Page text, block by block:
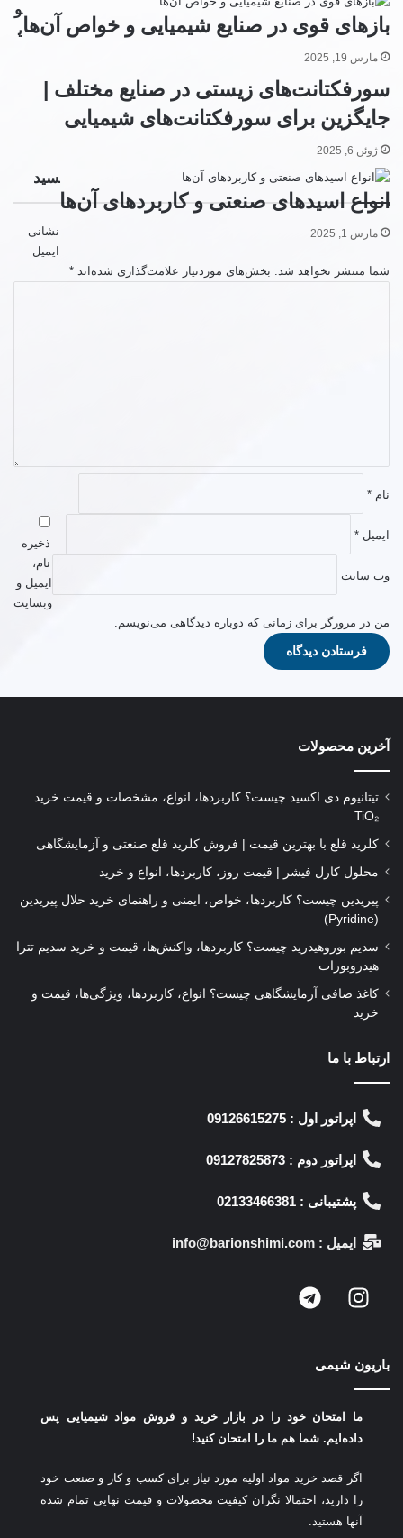
بازهای قوی در صنایع شیمیایی و خواص آن‌ها
مارس 19, 2025
سورفکتانت‌های زیستی در صنایع مختلف |
جایگزین برای سورفکتانت‌های شیمیایی
ژوئن 6, 2025
انواع اسیدهای صنعتی و کاربردهای آن‌ها
مارس 1, 2025
و
ی
سید
نشانی
ایمیل
شما منتشر نخواهد شد. بخش‌های موردنیاز علامت‌گذاری شده‌اند *
نام *
ایمیل *
وب‌ سایت
ذخیره
نام،
ایمیل و
وبسایت
من در مرورگر برای زمانی که دوباره دیدگاهی می‌نویسم.
آخرین محصولات
تیتانیوم دی‌ اکسید چیست؟ کاربردها، انواع، مشخصات و قیمت خرید
TiO₂
کلرید قلع با بهترین قیمت | فروش کلرید قلع صنعتی و آزمایشگاهی
محلول کارل فیشر | قیمت روز، کاربردها، انواع و خرید
پیریدین چیست؟ کاربردها، خواص، ایمنی و راهنمای خرید حلال پیریدین
(Pyridine)
سدیم بوروهیدرید چیست؟ کاربردها، واکنش‌ها، قیمت و خرید سدیم تترا
هیدروبورات
کاغذ صافی آزمایشگاهی چیست؟ انواع، کاربردها، ویژگی‌ها، قیمت و
خرید
ارتباط با ما
اپراتور اول : 09126615275
اپراتور دوم : 09127825873
پشتیبانی : 02133466381
ایمیل : info@barionshimi.com
باریون شیمی
ما امتحان خود را در بازار خرید و فروش مواد شیمیایی پس
داده‌ایم. شما هم ما را امتحان کنید!
اگر قصد خرید مواد اولیه مورد نیاز برای کسب و کار و صنعت خود
را دارید، احتمالا نگران کیفیت محصولات و قیمت نهایی تمام شده
آنها هستید.